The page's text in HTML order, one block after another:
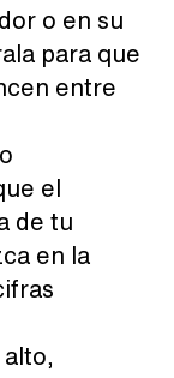
o en su
para que
entre
el
de tu
en la